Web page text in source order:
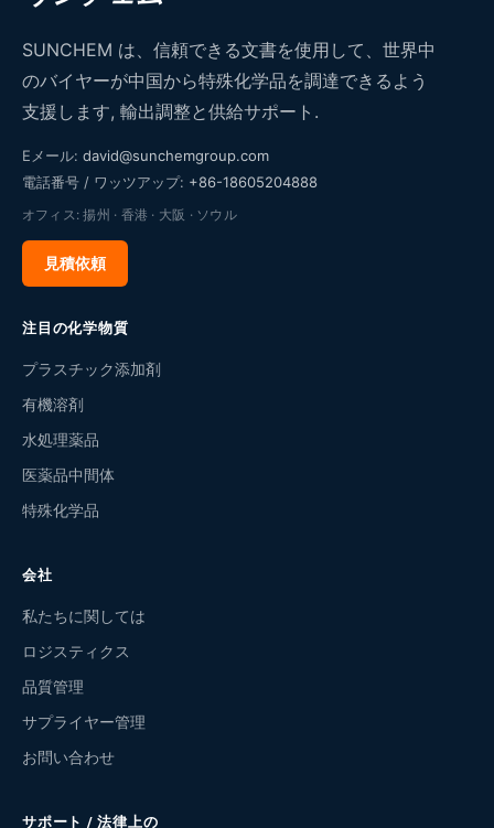
SUNCHEM は、信頼できる文書を使用して、世界中
のバイヤーが中国から特殊化学品を調達できるよう
支援します, 輸出調整と供給サポート.
Eメール: david@sunchemgroup.com
電話番号 / ワッツアップ: +86-18605204888
オフィス: 揚州 · 香港 · 大阪 · ソウル
見積依頼
注目の化学物質
プラスチック添加剤
有機溶剤
水処理薬品
医薬品中間体
特殊化学品
会社
私たちに関しては
ロジスティクス
品質管理
サプライヤー管理
お問い合わせ
サポート / 法律上の